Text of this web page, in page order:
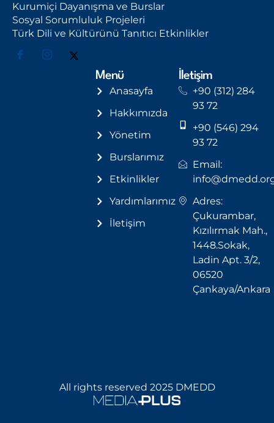
Kurumiçi Dayanışma ve Burslar
Sosyal Sorumluluk Projeleri
Türk Dili ve Kültürünü Tanıtıcı Etkinlikler
Menü
Anasayfa
Hakkımızda
Yönetim
Burslarımız
Etkinlikler
Yardımlarımız
İletişim
İletişim
+90 (312) 284
93 72
+90 (546) 294
93 72
Email:
Adres:
Çukurambar,
Kızılırmak Mah.,
1448.Sokak,
Ladin Apt. 3/2,
06520
Çankaya/Ankara
All rights reserved 2025 DMEDD